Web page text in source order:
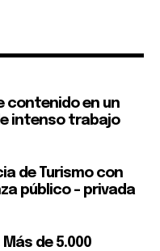
contenido en un
intenso trabajo
de Turismo con
público – privada
de 5.000